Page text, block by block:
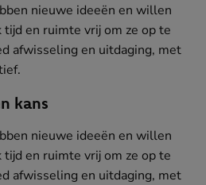
nieuwe ideeën en willen
tijd en ruimte vrij om ze op te
afwisseling en uitdaging, met
kans
nieuwe ideeën en willen
tijd en ruimte vrij om ze op te
afwisseling en uitdaging, met